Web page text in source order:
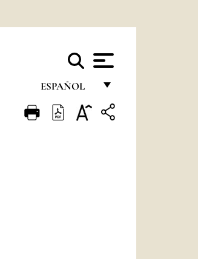
ESPAÑOL
FRANÇAIS